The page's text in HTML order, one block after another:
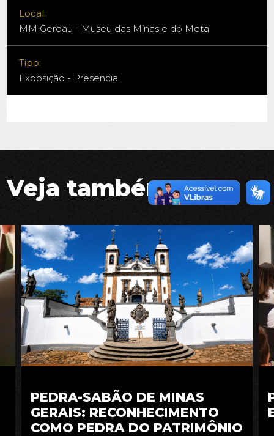
Local:
MM Gerdau - Museu das Minas e do Metal
Tipo:
Exposição - Presencial
Veja também
PEDRA-SABÃO DE MINAS
GERAIS: RECONHECIMENTO
COMO PEDRA DO PATRIMÔNIO